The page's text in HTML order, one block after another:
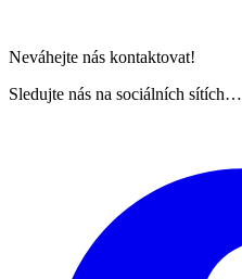
Neváhejte nás kontaktovat!
Sledujte nás na sociálních sítích…